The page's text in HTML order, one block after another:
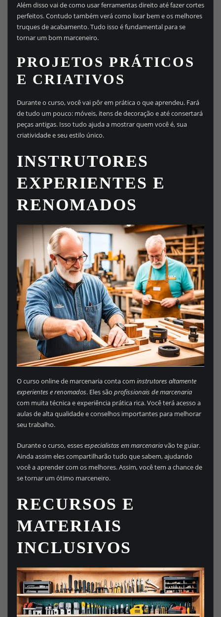
Além disso vai de como usar ferramentas direito até fazer cortes
perfeitos. Contudo também verá como lixar bem e os melhores
truques de acabamento. Tudo isso é fundamental para se
tornar um bom marceneiro.
PROJETOS PRÁTICOS
E CRIATIVOS
Durante o curso, você vai pôr em prática o que aprendeu. Fará
de tudo um pouco: móveis, itens de decoração e até consertará
peças antigas. Isso tudo ajuda a mostrar quem você é, sua
criatividade e seu estilo único.
INSTRUTORES
EXPERIENTES E
RENOMADOS
O curso online de marcenaria conta com instrutores altamente
experientes e renomados. Eles são profissionais de marcenaria
com muita técnica e experiência prática rica. Você terá acesso a
aulas de alta qualidade e conselhos importantes para melhorar
seu trabalho.
Durante o curso, essesespecialistas em marcenariavão te guiar.
Ainda assim eles compartilharão tudo que sabem, ajudando
você a aprender com os melhores. Assim, você tem a chance de
se tornar um ótimo marceneiro.
RECURSOS E
MATERIAIS
INCLUSIVOS